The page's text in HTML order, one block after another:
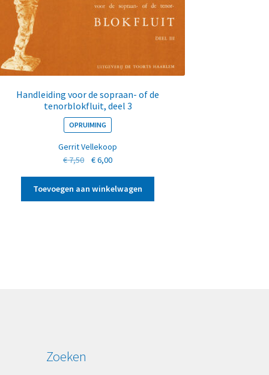
Handleiding voor de sopraan- of de
tenorblokfluit, deel 3
OPRUIMING
Gerrit Vellekoop
€7,50
Oorspronkelijke
was:
€ 7,50.
€6,00Huidige
is:
€ 6,00.
Toevoegen aan winkelwagen
Zoeken